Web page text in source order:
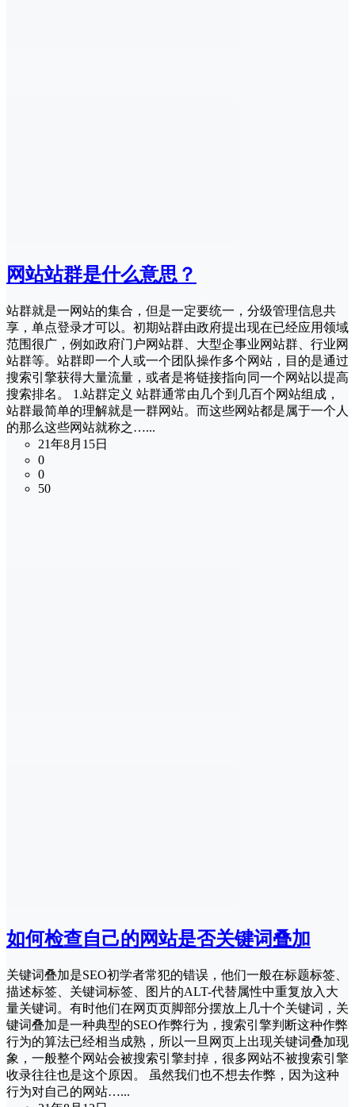
网站站群是什么意思？
站群就是一网站的集合，但是一定要统一，分级管理信息共
享，单点登录才可以。初期站群由政府提出现在已经应用领域
范围很广，例如政府门户网站群、大型企事业网站群、行业网
站群等。站群即一个人或一个团队操作多个网站，目的是通过
搜索引擎获得大量流量，或者是将链接指向同一个网站以提高
搜索排名。 1.站群定义 站群通常由几个到几百个网站组成，
站群最简单的理解就是一群网站。而这些网站都是属于一个人
的那么这些网站就称之…...
21年8月15日
0
0
50
如何检查自己的网站是否关键词叠加
关键词叠加是SEO初学者常犯的错误，他们一般在标题标签、
描述标签、关键词标签、图片的ALT-代替属性中重复放入大
量关键词。有时他们在网页页脚部分摆放上几十个关键词，关
键词叠加是一种典型的SEO作弊行为，搜索引擎判断这种作弊
行为的算法已经相当成熟，所以一旦网页上出现关键词叠加现
象，一般整个网站会被搜索引擎封掉，很多网站不被搜索引擎
收录往往也是这个原因。 虽然我们也不想去作弊，因为这种
行为对自己的网站…...